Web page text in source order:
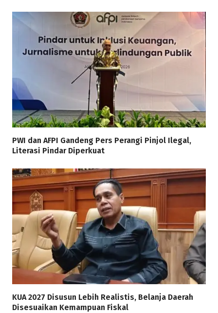
PWI dan AFPI Gandeng Pers Perangi Pinjol Ilegal,
Literasi Pindar Diperkuat
KUA 2027 Disusun Lebih Realistis, Belanja Daerah
Disesuaikan Kemampuan Fiskal